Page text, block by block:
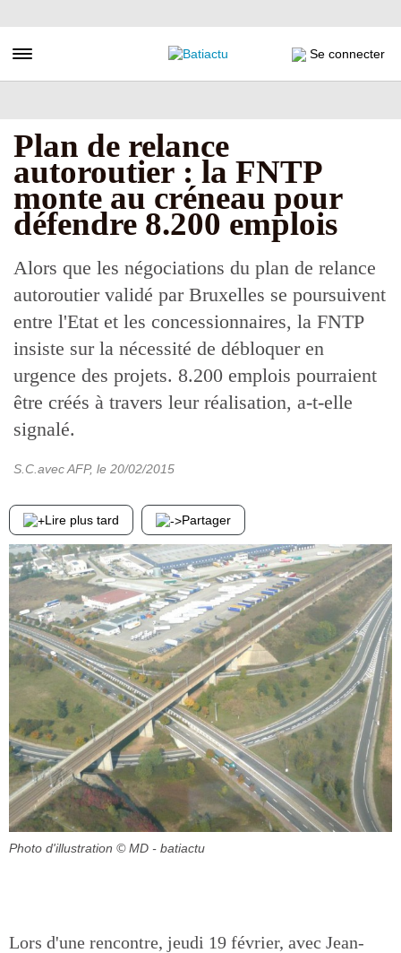
au
principal
Toggle navigation Se connecter
Plan de relance
autoroutier : la FNTP
monte au créneau pour
défendre 8.200 emplois
Alors que les négociations du plan de relance
autoroutier validé par Bruxelles se poursuivent
entre l'Etat et les concessionnaires, la FNTP
insiste sur la nécessité de débloquer en
urgence des projets. 8.200 emplois pourraient
être créés à travers leur réalisation, a-t-elle
signalé.
S.C.avec AFP, le 20/02/2015
Lire plus tard Partager
Photo d'illustration © MD - batiactu
Lors d'une rencontre, jeudi 19 février, avec Jean-